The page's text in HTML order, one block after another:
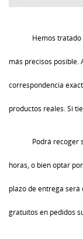
Hemos
más precisos posible.
correspondencia
productos reales. Si
Podrá recoger
horas, o bien optar
plazo de entrega
gratuitos en pedidos